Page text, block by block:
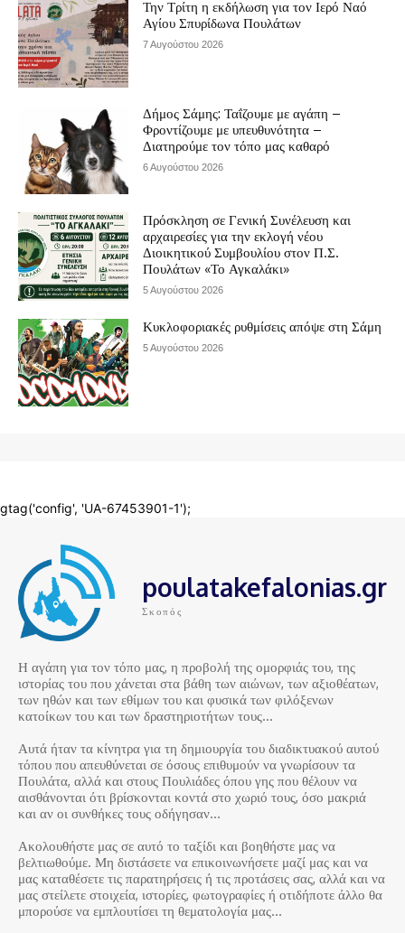
poulatakefalonias.gr
Σκοπός
Η αγάπη για τον τόπο μας, η προβολή της ομορφιάς του, της
ιστορίας του που χάνεται στα βάθη των αιώνων, των αξιοθέατων,
των ηθών και των εθίμων του και φυσικά των φιλόξενων
κατοίκων του και των δραστηριοτήτων τους…
Αυτά ήταν τα κίνητρα για τη δημιουργία του διαδικτυακού αυτού
τόπου που απευθύνεται σε όσους επιθυμούν να γνωρίσουν τα
Πουλάτα, αλλά και στους Πουλιάδες όπου γης που θέλουν να
αισθάνονται ότι βρίσκονται κοντά στο χωριό τους, όσο μακριά
και αν οι συνθήκες τους οδήγησαν…
Ακολουθήστε μας σε αυτό το ταξίδι και βοηθήστε μας να
βελτιωθούμε. Μη διστάσετε να επικοινωνήσετε μαζί μας και να
μας καταθέσετε τις παρατηρήσεις ή τις προτάσεις σας, αλλά και να
μας στείλετε στοιχεία, ιστορίες, φωτογραφίες ή οτιδήποτε άλλο θα
μπορούσε να εμπλουτίσει τη θεματολογία μας…